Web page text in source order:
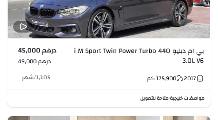
بي ام دبليو 440 i M Sport Twin Power Turbo
3.0L V6
درهم 45,000
درهم 49,000
2017
175,900كم 1,105
/شهر
مواصفات خليجية•متاحة للتمويل